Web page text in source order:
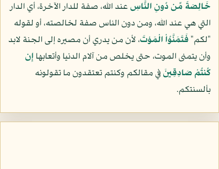
خَالِصَةً مِّن دُونِ النَّاسِ عند الله، صفة للدار الآخرة، أي الدار
التي هي عند الله، ومن دون الناس صفة لخالصته، أو لقوله
"لكم" فَتَمَنَّوُاْ الْمَوْتَ، لأن من يدري أن مصيره إلى الجنة لابد
وأن يتمنى الموت، حتى يخلص من آلام الدنيا وأتعابها إِن
كُنتُمْ صَادِقِينَفي مقالكم وكنتم تعتقدون ما تقولونه
بألسنتكم.